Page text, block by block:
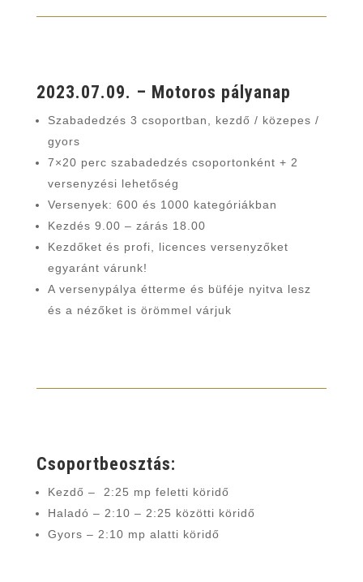
2023.07.09. – Motoros pályanap
Szabadedzés 3 csoportban, kezdő / közepes /
gyors
7×20 perc szabadedzés csoportonként + 2
versenyzési lehetőség
Versenyek: 600 és 1000 kategóriákban
Kezdés 9.00 – zárás 18.00
Kezdőket és profi, licences versenyzőket
egyaránt várunk!
A versenypálya étterme és büféje nyitva lesz
és a nézőket is örömmel várjuk
Csoportbeosztás:
Kezdő – 2:25 mp feletti köridő
Haladó – 2:10 – 2:25 közötti köridő
Gyors – 2:10 mp alatti köridő